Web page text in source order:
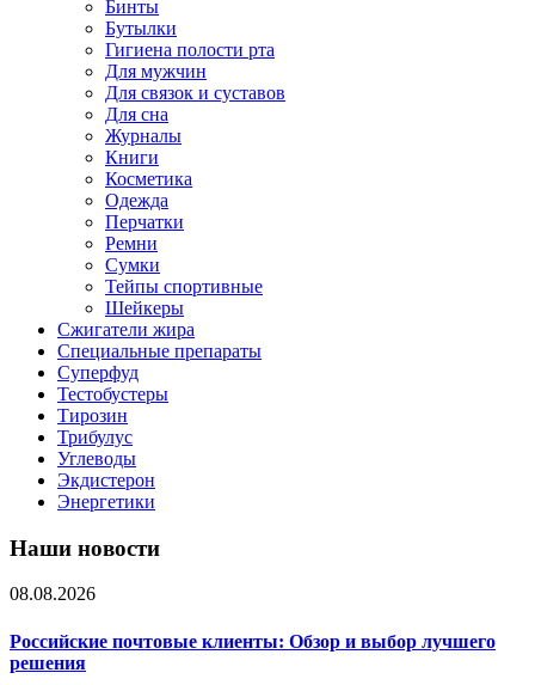
Бинты
Бутылки
Гигиена полости рта
Для мужчин
Для связок и суставов
Для сна
Журналы
Книги
Косметика
Одежда
Перчатки
Ремни
Сумки
Тейпы спортивные
Шейкеры
Сжигатели жира
Специальные препараты
Суперфуд
Тестобустеры
Тирозин
Трибулус
Углеводы
Экдистерон
Энергетики
Наши новости
08.08.2026
Российские почтовые клиенты: Обзор и выбор лучшего
решения